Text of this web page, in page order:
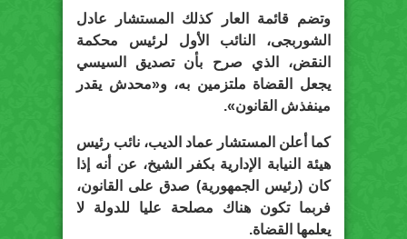
وتضم قائمة العار كذلك المستشار عادل
الشوربجى، النائب الأول لرئيس محكمة
النقض، الذي صرح بأن تصديق السيسي
يجعل القضاة ملتزمين به، و«محدش يقدر
مينفذش القانون».
كما أعلن المستشار عماد الديب، نائب رئيس
هيئة النيابة الإدارية بكفر الشيخ، عن أنه إذا
كان (رئيس الجمهورية) صدق على القانون،
فربما تكون هناك مصلحة عليا للدولة لا
يعلمها القضاة.